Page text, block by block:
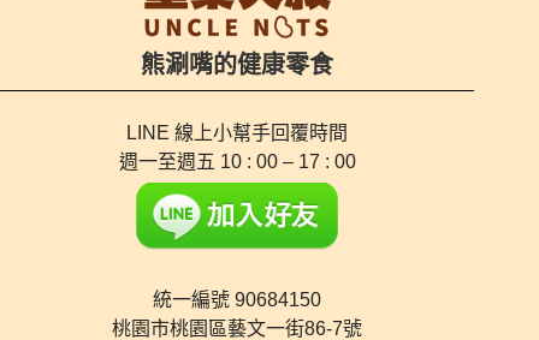
熊涮嘴的健康零食
LINE 線上小幫手回覆時間
週一至週五 10 : 00 – 17 : 00
統一編號 90684150
桃園市桃園區藝文一街86-7號